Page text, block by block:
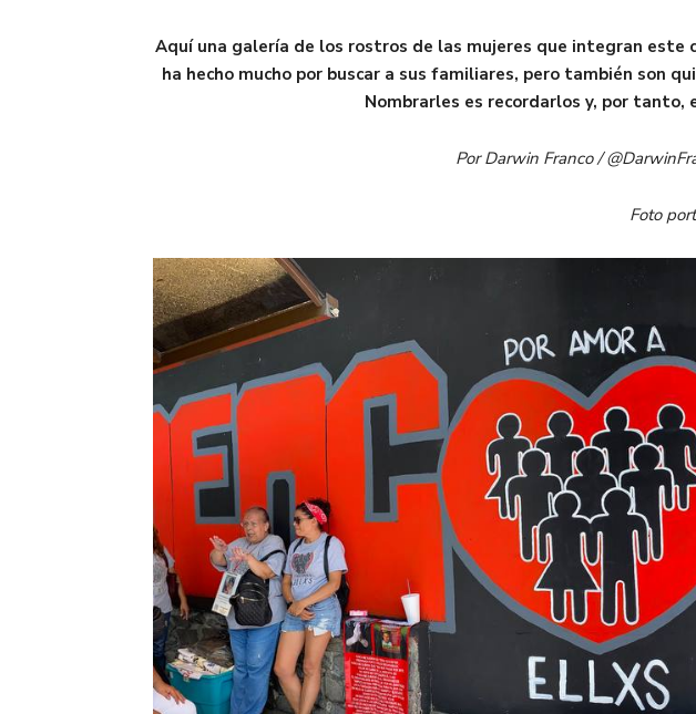
Aquí una galería de los rostros de las mujeres que integran este
ha hecho mucho por buscar a sus familiares, pero también son
Nombrarles es recordarlos y, por tanto,
Por Darwin Franco /
Foto